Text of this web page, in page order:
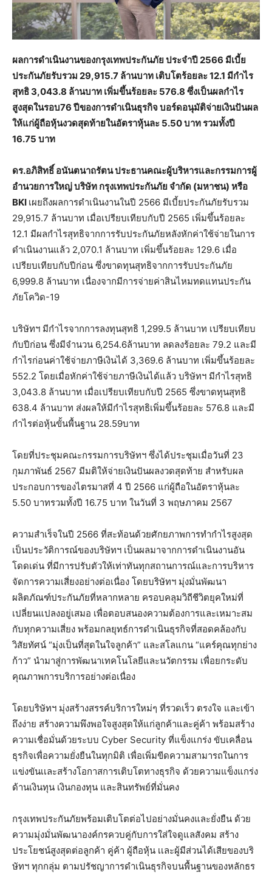
ผลการดำเนินงานของกรุงเทพประกันภัย ประจำปี 2566 มีเบี้ย
ประกันภัยรับรวม 29,915.7 ล้านบาท เติบโตร้อยละ 12.1 มีกำไร
สุทธิ 3,043.8 ล้านบาท เพิ่มขึ้นร้อยละ 576.8 ซึ่งเป็นผลกำไร
สูงสุดในรอบ76 ปีของการดำเนินธุรกิจ บอร์ดอนุมัติจ่ายเงินปันผล
ให้แก่ผู้ถือหุ้นงวดสุดท้ายในอัตราหุ้นละ 5.50 บาท รวมทั้งปี
16.75 บาท
ดร.อภิสิทธิ์ อนันตนาถรัตน ประธานคณะผู้บริหารและกรรมการผู้
อำนวยการใหญ่ บริษัท กรุงเทพประกันภัย จำกัด (มหาชน) หรือ
BKI เผยถึงผลการดำเนินงานในปี 2566 มีเบี้ยประกันภัยรับรวม
29,915.7 ล้านบาท เมื่อเปรียบเทียบกับปี 2565 เพิ่มขึ้นร้อยละ
12.1 มีผลกำไรสุทธิจากการรับประกันภัยหลังหักค่าใช้จ่ายในการ
ดำเนินงานแล้ว 2,070.1 ล้านบาท เพิ่มขึ้นร้อยละ 129.6 เมื่อ
เปรียบเทียบกับปีก่อน ซึ่งขาดทุนสุทธิจากการรับประกันภัย
6,999.8 ล้านบาท เนื่องจากมีการจ่ายค่าสินไหมทดแทนประกัน
ภัยโควิด-19
บริษัทฯ มีกำไรจากการลงทุนสุทธิ 1,299.5 ล้านบาท เปรียบเทียบ
กับปีก่อน ซึ่งมีจำนวน 6,254.6ล้านบาท ลดลงร้อยละ 79.2 และมี
กำไรก่อนค่าใช้จ่ายภาษีเงินได้ 3,369.6 ล้านบาท เพิ่มขึ้นร้อยละ
552.2 โดยเมื่อหักค่าใช้จ่ายภาษีเงินได้แล้ว บริษัทฯ มีกำไรสุทธิ
3,043.8 ล้านบาท เมื่อเปรียบเทียบกับปี 2565 ซึ่งขาดทุนสุทธิ
638.4 ล้านบาท ส่งผลให้มีกำไรสุทธิเพิ่มขึ้นร้อยละ 576.8 และมี
กำไรต่อหุ้นขั้นพื้นฐาน 28.59บาท
โดยที่ประชุมคณะกรรมการบริษัทฯ ซึ่งได้ประชุมเมื่อวันที่ 23
กุมภาพันธ์ 2567 มีมติให้จ่ายเงินปันผลงวดสุดท้าย สำหรับผล
ประกอบการของไตรมาสที่ 4 ปี 2566 แก่ผู้ถือในอัตราหุ้นละ
5.50 บาทรวมทั้งปี 16.75 บาท ในวันที่ 3 พฤษภาคม 2567
ความสำเร็จในปี 2566 ที่สะท้อนด้วยศักยภาพการทำกำไรสูงสุด
เป็นประวัติการณ์ของบริษัทฯ เป็นผลมาจากการดำเนินงานอัน
โดดเด่น ที่มีการปรับตัวให้เท่าทันทุกสถานการณ์และการบริหาร
จัดการความเสี่ยงอย่างต่อเนื่อง โดยบริษัทฯ มุ่งมั่นพัฒนา
ผลิตภัณฑ์ประกันภัยที่หลากหลาย ครอบคลุมวิถีชีวิตยุคใหม่ที่
เปลี่ยนแปลงอยู่เสมอ เพื่อตอบสนองความต้องการและเหมาะสม
กับทุกความเสี่ยง พร้อมกลยุทธ์การดำเนินธุรกิจที่สอดคล้องกับ
วิสัยทัศน์ “มุ่งเป็นที่สุดในใจลูกค้า” และสโลแกน “แคร์คุณทุกย่าง
ก้าว” นำมาสู่การพัฒนาเทคโนโลยีและนวัตกรรม เพื่อยกระดับ
คุณภาพการบริการอย่างต่อเนื่อง
โดยบริษัทฯ มุ่งสร้างสรรค์บริการใหม่ๆ ที่รวดเร็ว ตรงใจ และเข้า
ถึงง่าย สร้างความพึงพอใจสูงสุดให้แก่ลูกค้าและคู่ค้า พร้อมสร้าง
ความเชื่อมั่นด้วยระบบ Cyber Security ที่แข็งแกร่ง ขับเคลื่อน
ธุรกิจเพื่อความยั่งยืนในทุกมิติ เพื่อเพิ่มขีดความสามารถในการ
แข่งขันเเละสร้างโอกาสการเติบโตทางธุรกิจ ด้วยความแข็งแกร่ง
ด้านเงินทุน เงินกองทุน และสินทรัพย์ที่มั่นคง
กรุงเทพประกันภัยพร้อมเติบโตต่อไปอย่างมั่นคงและยั่งยืน ด้วย
ความมุ่งมั่นพัฒนาองค์กรควบคู่กับการใส่ใจดูแลสังคม สร้าง
ประโยชน์สูงสุดต่อลูกค้า คู่ค้า ผู้ถือหุ้น เเละผู้มีส่วนได้เสียของบริ
ษัทฯ ทุกกลุ่ม ตามปรัชญาการดำเนินธุรกิจบนพื้นฐานของหลักธร